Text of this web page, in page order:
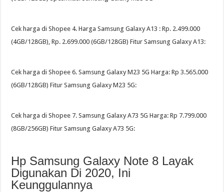
Cek harga di Shopee 4. Harga Samsung Galaxy A13 : Rp. 2.499.000
(4GB/128GB), Rp. 2.699.000 (6GB/128GB) Fitur Samsung Galaxy A13:
Cek harga di Shopee 6. Samsung Galaxy M23 5G Harga: Rp 3.565.000
(6GB/128GB) Fitur Samsung Galaxy M23 5G:
Cek harga di Shopee 7. Samsung Galaxy A73 5G Harga: Rp 7.799.000
(8GB/256GB) Fitur Samsung Galaxy A73 5G:
Hp Samsung Galaxy Note 8 Layak
Digunakan Di 2020, Ini
Keunggulannya